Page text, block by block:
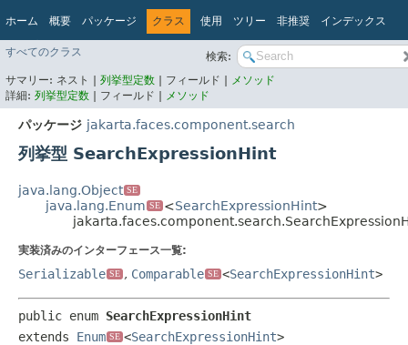
ホーム 概要 パッケージ クラス 使用 ツリー 非推奨
インデックス
ヘルプ
Jakarta EE Platform API v10.0.0
すべてのクラス
検索:
サマリー: ネスト | 列挙型定数 | フィールド | メソッド
詳細: 列挙型定数 | フィールド | メソッド
パッケージ jakarta.faces.component.search
列挙型 SearchExpressionHint
java.lang.Object SE
java.lang.Enum SE <SearchExpressionHint>
実装済みのインターフェース一覧:
Serializable SE , Comparable SE <SearchExpressionHint>
public enum SearchExpressionHint
extends Enum SE <SearchExpressionHint>